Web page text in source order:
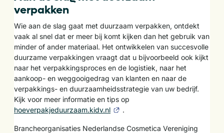
verpakken
Wie aan de slag gaat met duurzaam verpakken, ontdekt
vaak al snel dat er meer bij komt kijken dan het gebruik van
minder of ander materiaal. Het ontwikkelen van succesvolle
duurzame verpakkingen vraagt dat u bijvoorbeeld ook kijkt
naar het verpakkingsproces en de logistiek, naar het
aankoop- en weggooigedrag van klanten en naar de
verpakkings- en duurzaamheidsstrategie van uw bedrijf.
Kijk voor meer informatie en tips op
hoeverpakjeduurzaam.kidv.nl
.
Brancheorganisaties Nederlandse Cosmetica Vereniging